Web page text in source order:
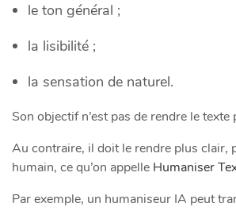
le ton général ;
la lisibilité ;
la sensation de naturel.
Son objectif n’est pas de rendre le
Au contraire, il doit le rendre plus clair,
humain, ce qu’on appelle Humaniser
Par exemple, un humaniseur IA peut